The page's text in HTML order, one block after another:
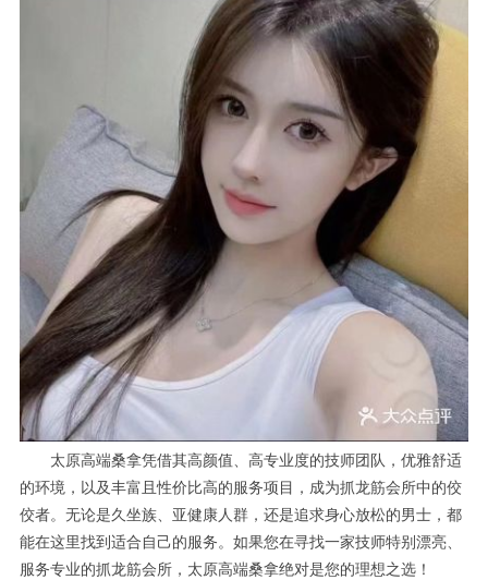
太原高端桑拿凭借其高颜值、高专业度的技师团队，优雅舒适
的环境，以及丰富且性价比高的服务项目，成为抓龙筋会所中的佼
佼者。无论是久坐族、亚健康人群，还是追求身心放松的男士，都
能在这里找到适合自己的服务。如果您在寻找一家技师特别漂亮、
服务专业的抓龙筋会所，太原高端桑拿绝对是您的理想之选！